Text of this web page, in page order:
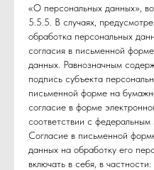
«О персональных данных»,
5.5.5. В случаях,
обработка персональных
согласия в письменной
данных. Равнозначным
подпись субъекта
письменной форме на
согласие в форме
соответствии с
Согласие в письменной
данных на обработку его
включать в себя, в частности: